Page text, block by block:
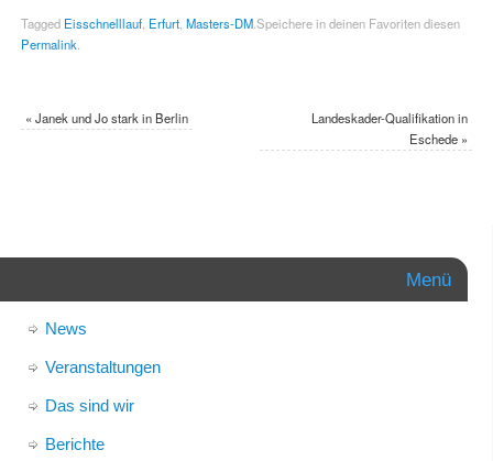
Tagged Eisschnelllauf, Erfurt, Masters-DM.Speichere in deinen Favoriten diesen
Permalink
«Janek und Jo stark in Berlin
Landeskader-Qualifikation in
Eschede »
Menü
News
Veranstaltungen
Das sind wir
Berichte